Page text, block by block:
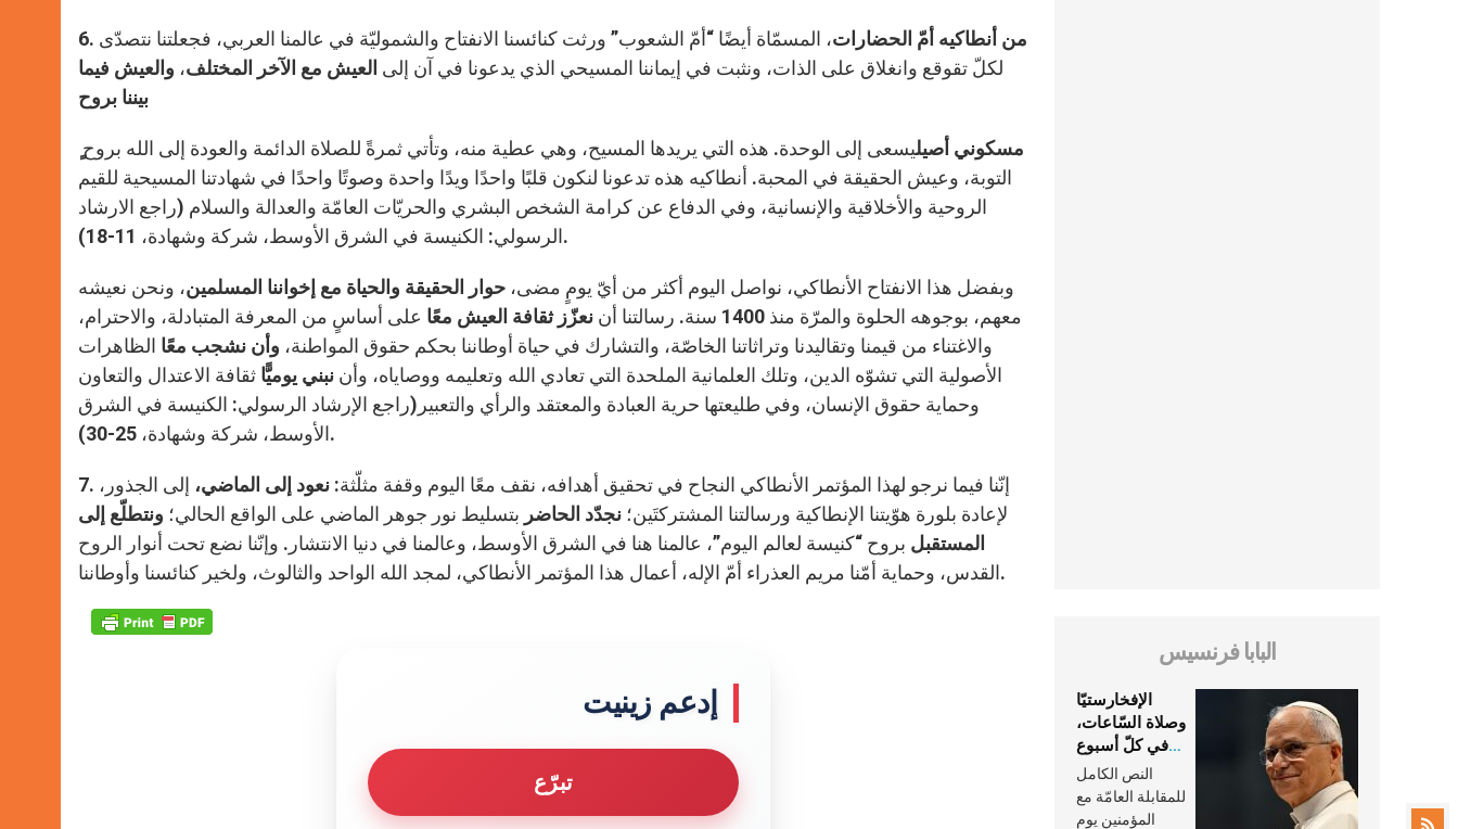
6. من أنطاكيه أمّ الحضارات، المسمّاة أيضًا “أمّ الشعوب” ورثت كنائسنا الانفتاح والشموليّة في عالمنا العربي، فجعلتنا نتصدّى
لكلّ تقوقع وانغلاق على الذات، ونثبت في إيماننا المسيحي الذي يدعونا في آن إلى العيش مع الآخر المختلف، والعيش فيما
بيننا بروح
ٍ مسكوني أصيليسعى إلى الوحدة. هذه التي يريدها المسيح، وهي عطية منه، وتأتي ثمرةً للصلاة الدائمة والعودة إلى الله بروح
التوبة، وعيش الحقيقة في المحبة. أنطاكيه هذه تدعونا لنكون قلبًا واحدًا ويدًا واحدة وصوتًا واحدًا في شهادتنا المسيحية للقيم
الروحية والأخلاقية والإنسانية، وفي الدفاع عن كرامة الشخص البشري والحريّات العامّة والعدالة والسلام (راجع الارشاد
الرسولي: الكنيسة في الشرق الأوسط، شركة وشهادة، 11-18).
وبفضل هذا الانفتاح الأنطاكي، نواصل اليوم أكثر من أيّ يومٍ مضى، حوار الحقيقة والحياة مع إخواننا المسلمين، ونحن نعيشه
معهم، بوجوهه الحلوة والمرّة منذ 1400 سنة. رسالتنا أن
نعزّز ثقافة العيش معًا على أساسٍ من المعرفة المتبادلة، والاحترام،
والاغتناء من قيمنا وتقاليدنا وتراثاتنا الخاصّة، والتشارك في حياة أوطاننا بحكم حقوق المواطنة، وأن نشجب معًا الظاهرات
الأصولية التي تشوّه الدين، وتلك العلمانية الملحدة التي تعادي الله وتعليمه ووصاياه، وأن نبني يوميًّا ثقافة الاعتدال والتعاون
وحماية حقوق الإنسان، وفي طليعتها حرية العبادة والمعتقد والرأي والتعبير(راجع الإرشاد الرسولي: الكنيسة في الشرق
الأوسط، شركة وشهادة، 25-30).
7. إنّنا فيما نرجو لهذا المؤتمر الأنطاكي النجاح في تحقيق أهدافه، نقف معًا اليوم وقفة مثلّثة: نعود إلى الماضي، إلى الجذور،
لإعادة بلورة هوّيتنا الإنطاكية ورسالتنا المشتركتَين؛ نجدّد الحاضر بتسليط نور جوهر الماضي على الواقع الحالي؛ ونتطلّع إلى
المستقبل بروح “كنيسة لعالم اليوم”، عالمنا هنا في الشرق الأوسط، وعالمنا في دنيا الانتشار. وإنّنا نضع تحت أنوار الروح
القدس، وحماية أمّنا مريم العذراء أمّ الإله، أعمال هذا المؤتمر الأنطاكي، لمجد الله الواحد والثالوث، ولخير كنائسنا وأوطاننا.
إدعم زينيت
تبرّع
البابا فرنسيس
الإفخارستيّا
وصلاة السّاعات،
في كلّ أسبوع
وكلّ يوم، هما
النَّفَس في حياة
الكنيسة
النص الكامل
للمقابلة العامّة مع
المؤمنين يوم